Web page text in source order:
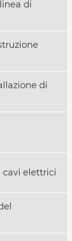
di
di
elettrici